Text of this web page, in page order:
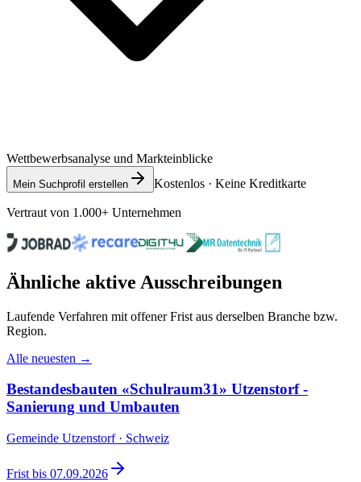
Wettbewerbsanalyse und Markteinblicke
Mein Suchprofil erstellen Kostenlos · Keine Kreditkarte
Vertraut von 1.000+ Unternehmen
Ähnliche aktive Ausschreibungen
Laufende Verfahren mit offener Frist aus derselben Branche bzw.
Region.
Alle neuesten →
Bestandesbauten «Schulraum31» Utzenstorf -
Sanierung und Umbauten
Gemeinde Utzenstorf · Schweiz
Frist bis 07.09.2026